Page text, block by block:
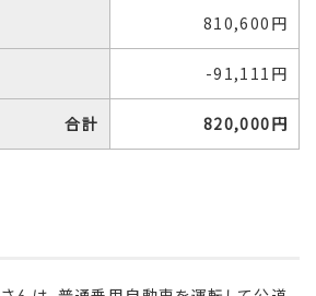
810,600円
-91,111円
合計 820,000円